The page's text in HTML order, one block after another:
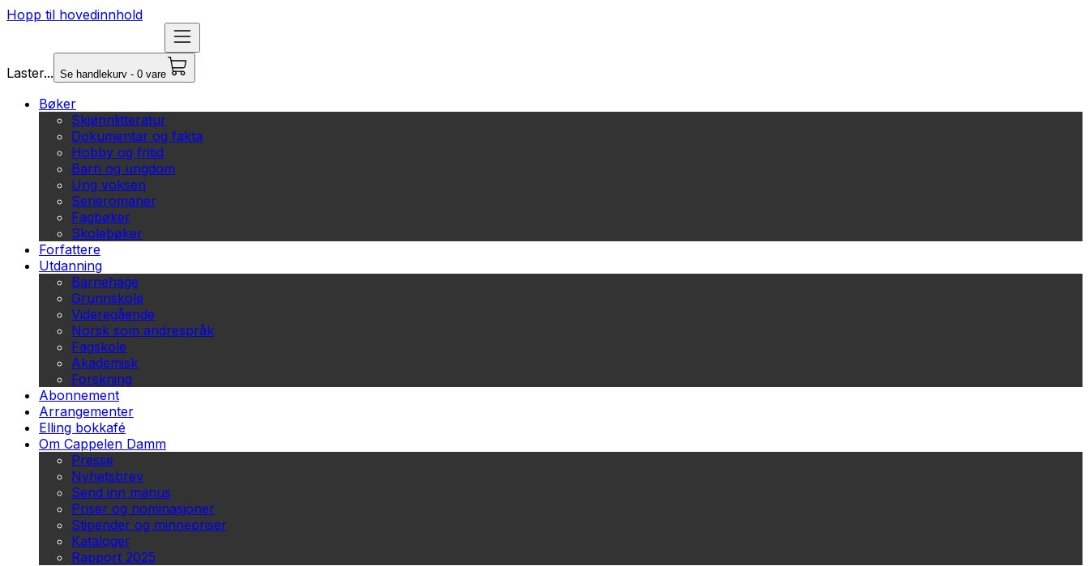
Hopp til hovedinnhold
Laster... Se handlekurv - 0 vare
Bøker
Skjønnlitteratur
Dokumentar og fakta
Hobby og fritid
Barn og ungdom
Ung voksen
Serieromaner
Fagbøker
Skolebøker
Forfattere
Utdanning
Barnehage
Grunnskole
Videregående
Norsk som andrespråk
Fagskole
Akademisk
Forskning
Abonnement
Arrangementer
Elling bokkafé
Om Cappelen Damm
Presse
Nyhetsbrev
Send inn manus
Priser og nominasjoner
Stipender og minnepriser
Kataloger
Rapport 2025